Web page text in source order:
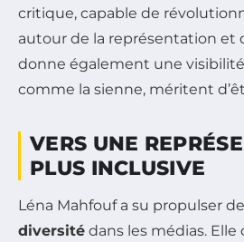
critique, capable de
autour de la représentation et
donne également une visibilité
comme la sienne, méritent
VERS UNE
PLUS INCLUSIVE
Léna Mahfouf a su propulser
diversité dans les médias.